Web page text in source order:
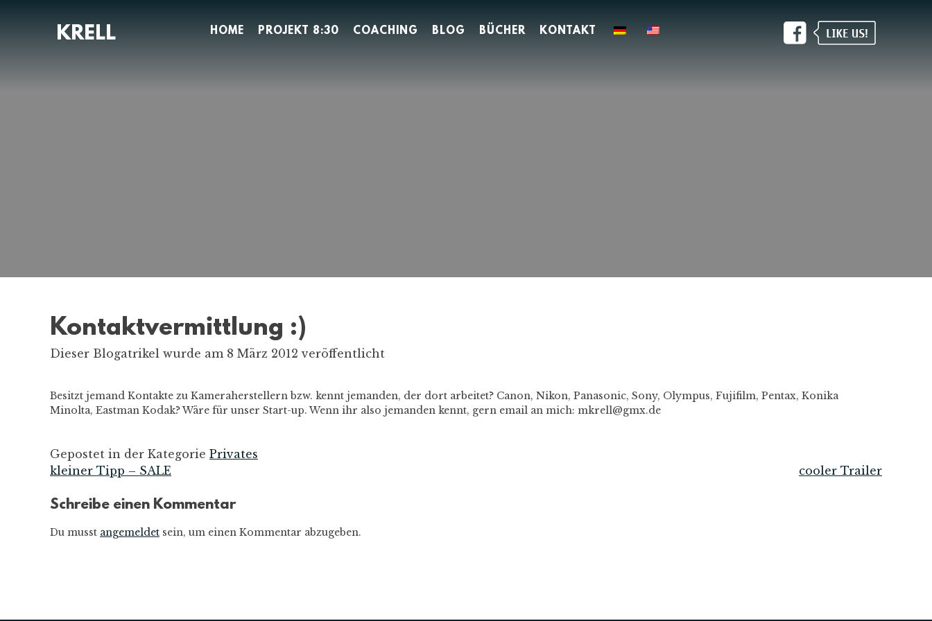
HOME PROJEKT 8:30 COACHING BLOG BÜCHER KONTAKT
Kontaktvermittlung :)
Dieser Blogatrikel wurde am 8 März 2012 veröffentlicht
Besitzt jemand Kontakte zu Kameraherstellern bzw. kennt jemanden, der dort arbeitet? Canon, Nikon, Panasonic, Sony, Olympus, Fujifilm, Pentax, Konika
Minolta, Eastman Kodak? Wäre für unser Start-up. Wenn ihr also jemanden kennt, gern email an mich: mkrell@gmx.de
Gepostet in der Kategorie Privates
Navigation
kleiner Tipp – SALE cooler Trailer
Schreibe einen Kommentar
Du musst angemeldet sein, um einen Kommentar abzugeben.